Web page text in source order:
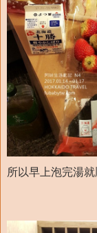
所以早上泡完湯